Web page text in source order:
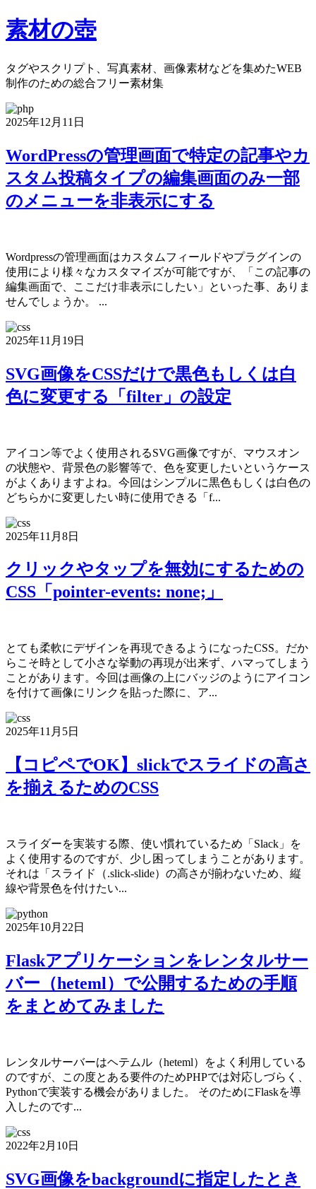
素材の壺
タグやスクリプト、写真素材、画像素材などを集めたWEB
制作のための総合フリー素材集
2025年12月11日
WordPressの管理画面で特定の記事やカ
スタム投稿タイプの編集画面のみ一部
のメニューを非表示にする
Wordpressの管理画面はカスタムフィールドやプラグインの
使用により様々なカスタマイズが可能ですが、「この記事の
編集画面で、ここだけ非表示にしたい」といった事、ありま
せんでしょうか。 ...
2025年11月19日
SVG画像をCSSだけで黒色もしくは白
色に変更する「filter」の設定
アイコン等でよく使用されるSVG画像ですが、マウスオン
の状態や、背景色の影響等で、色を変更したいというケース
がよくありますよね。今回はシンプルに黒色もしくは白色の
どちらかに変更したい時に使用できる「f...
2025年11月8日
クリックやタップを無効にするための
CSS「pointer-events: none;」
とても柔軟にデザインを再現できるようになったCSS。だか
らこそ時として小さな挙動の再現が出来ず、ハマってしまう
ことがあります。今回は画像の上にバッジのようにアイコン
を付けて画像にリンクを貼った際に、ア...
2025年11月5日
【コピペでOK】slickでスライドの高さ
を揃えるためのCSS
スライダーを実装する際、使い慣れているため「Slack」を
よく使用するのですが、少し困ってしまうことがあります。
それは「スライド（.slick-slide）の高さが揃わないため、縦
線や背景色を付けたい...
2025年10月22日
Flaskアプリケーションをレンタルサー
バー（heteml）で公開するための手順
をまとめてみました
レンタルサーバーはヘテムル（heteml）をよく利用している
のですが、この度とある要件のためPHPでは対応しづらく、
Pythonで実装する機会がありました。 そのためにFlaskを導
入したのです...
2022年2月10日
SVG画像をbackgroundに指定したとき